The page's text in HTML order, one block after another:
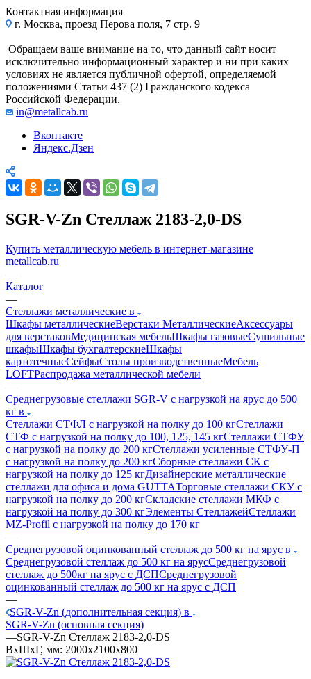
Контактная информация
г. Москва, проезд Перова поля, 7 стр. 9
Обращаем ваше внимание на то, что данный сайт носит
исключительно информационный характер и ни при каких
условиях не является публичной офертой, определяемой
положениями Статьи 437 (2) Гражданского кодекса
Российской Федерации.
in@metallcab.ru
Вконтакте
Яндекс.Дзен
SGR-V-Zn Стеллаж 2183-2,0-DS
Купить металлическую мебель в интернет-магазине
metallcab.ru
—
Каталог
—
Стеллажи металлические в
Шкафы металлическиеВерстаки МеталлическиеАксессуары
для верстаковМедицинская мебельШкафы газовыеСушильные
шкафыШкафы бухгалтерскиеШкафы
картотечныеСейфыСтолы производственныеМебель
LOFTРаспродажа металлической мебели
—
Среднегрузовые стеллажи SGR-V с нагрузкой на ярус до 500
кг в
Стеллажи СТФЛ с нагрузкой на полку до 100 кгСтеллажи
СТФ с нагрузкой на полку до 100, 125, 145 кгСтеллажи СТФУ
с нагрузкой на полку до 200 кгСтеллажи усиленные СТФУ-П
с нагрузкой на полку до 200 кгСборные стеллажи СК с
нагрузкой на полку до 125 кгДизайнерские металлические
стеллажи для офиса и дома GUTTAТорговые стеллажи СКУ с
нагрузкой на полку до 200 кгСкладские стеллажи МКФ с
нагрузкой на полку до 300 кгЭлементы СтеллажейСтеллажи
MZ-Profil с нагрузкой на полку до 170 кг
—
Среднегрузовой оцинкованный стеллаж до 500 кг на ярус в
Среднегрузовой стеллаж до 500 кг на ярусСреднегрузовой
стеллаж до 500кг на ярус с ДСПСреднегрузовой
оцинкованный стеллаж до 500 кг на ярус с ДСП
—
SGR-V-Zn (дополнительная секция) в
SGR-V-Zn (основная секция)
—SGR-V-Zn Стеллаж 2183-2,0-DS
ВхШхГ, мм: 2000x2100x800